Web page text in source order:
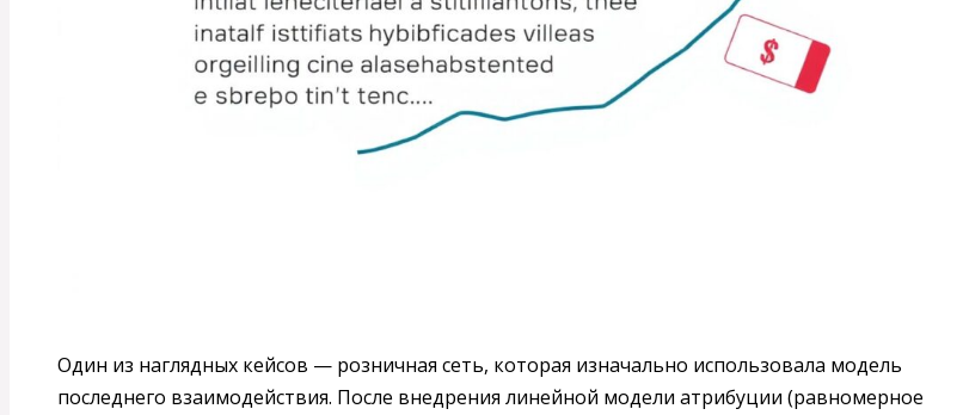
Один из наглядных кейсов — розничная сеть, которая изначально использовала модель
последнего взаимодействия. После внедрения линейной модели атрибуции (равномерное